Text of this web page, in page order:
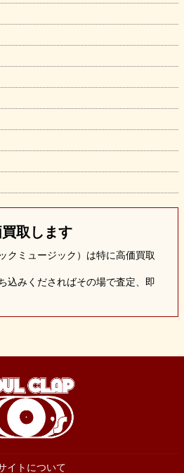
取します
クミュージック）は特に高価買取
込みくださればその場で査定、即
イトについて